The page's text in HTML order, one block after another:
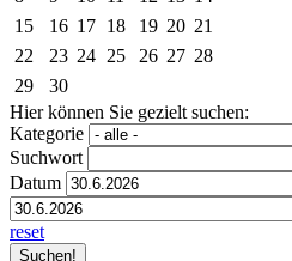
15
16 17 18 19 20 21
22
23 24 25 26 27 28
29
30
Hier können Sie gezielt suchen:
Kategorie
Suchwort
Datum
reset